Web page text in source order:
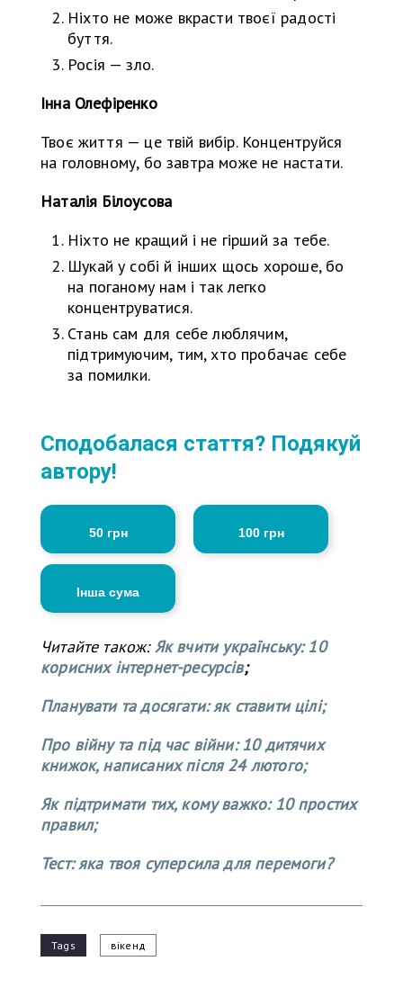
Ніхто не може вкрасти твоєї радості
буття.
Росія — зло.
Інна Олефіренко
Твоє життя — це твій вибір. Концентруйся
на головному, бо завтра може не настати.
Наталія Білоусова
Ніхто не кращий і не гірший за тебе.
Шукай у собі й інших щось хороше, бо
на поганому нам і так легко
концентруватися.
Стань сам для себе люблячим,
підтримуючим, тим, хто пробачає себе
за помилки.
Сподобалася стаття? Подякуй
автору!
50 грн 100 грн
Інша сума
Читайте також:Як вчити українську: 10
корисних інтернет-ресурсів;
Планувати та досягати: як ставити цілі;
Про війну та під час війни: 10 дитячих
книжок, написаних після 24 лютого;
Як підтримати тих, кому важко: 10 простих
правил;
Тест: яка твоя суперсила для перемоги?
Tags вікенд